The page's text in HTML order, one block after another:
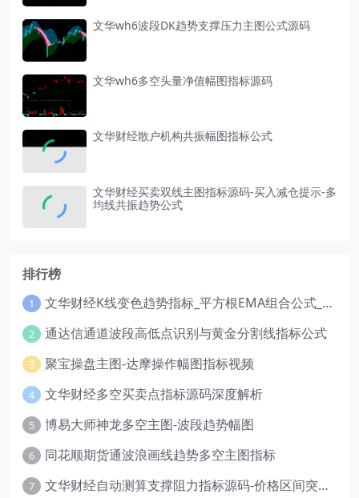
文华wh6波段DK趋势支撑压力主图公式源码
文华wh6多空头量净值幅图指标源码
文华财经散户机构共振幅图指标公式
文华财经买卖双线主图指标源码-买入减仓提示-多
均线共振趋势公式
排行榜
1 文华财经K线变色趋势指标_平方根EMA组合公式_红绿波段操盘指标源码
2 通达信通道波段高低点识别与黄金分割线指标公式
3 聚宝操盘主图-达摩操作幅图指标视频
4 文华财经多空买卖点指标源码深度解析
5 博易大师神龙多空主图-波段趋势幅图
6 同花顺期货通波浪画线趋势多空主图指标
7 文华财经自动测算支撑阻力指标源码-价格区间突破多空